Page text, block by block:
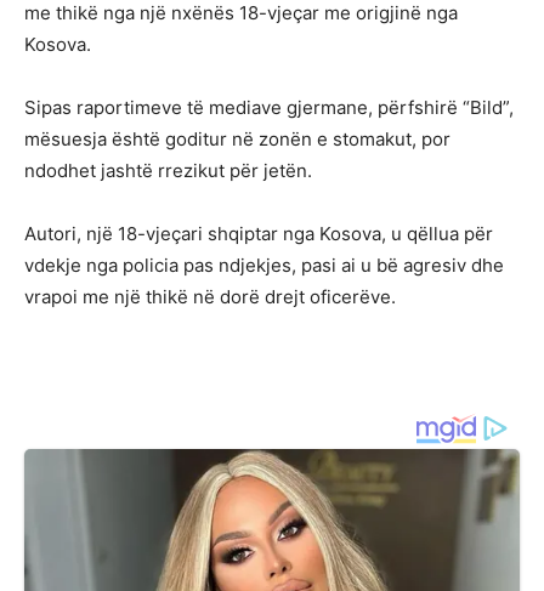
me thikë nga një nxënës 18-vjeçar me origjinë nga
Kosova.
Sipas raportimeve të mediave gjermane, përfshirë “Bild”,
mësuesja është goditur në zonën e stomakut, por
ndodhet jashtë rrezikut për jetën.
Autori, një 18-vjeçari shqiptar nga Kosova, u qëllua për
vdekje nga policia pas ndjekjes, pasi ai u bë agresiv dhe
vrapoi me një thikë në dorë drejt oficerëve.